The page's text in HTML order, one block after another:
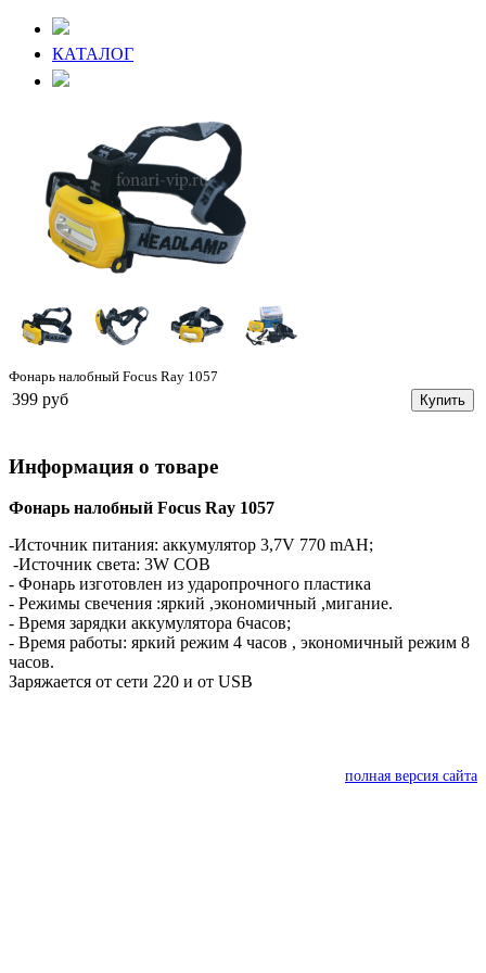
КАТАЛОГ
Фонарь налобный Focus Ray 1057
399 руб Купить
Информация о товаре
Фонарь налобный Focus Ray 1057
-Источник питания: аккумулятор 3,7V 770 mAH;
-Источник света: 3W COB
- Фонарь изготовлен из ударопрочного пластика
- Режимы свечения :яркий ,экономичный ,мигание.
- Время зарядки аккумулятора 6часов;
- Время работы: яркий режим 4 часов , экономичный режим 8
часов.
Заряжается от сети 220 и от USB
полная версия сайта